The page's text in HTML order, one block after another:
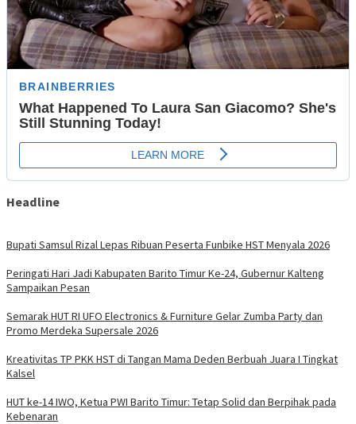
Headline
Bupati Samsul Rizal Lepas Ribuan Peserta Funbike HST Menyala 2026
Peringati Hari Jadi Kabupaten Barito Timur Ke-24, Gubernur Kalteng
Sampaikan Pesan
Semarak HUT RI UFO Electronics & Furniture Gelar Zumba Party dan
Promo Merdeka Supersale 2026
Kreativitas TP PKK HST di Tangan Mama Deden Berbuah Juara I Tingkat
Kalsel
HUT ke-14 IWO, Ketua PWI Barito Timur: Tetap Solid dan Berpihak pada
Kebenaran